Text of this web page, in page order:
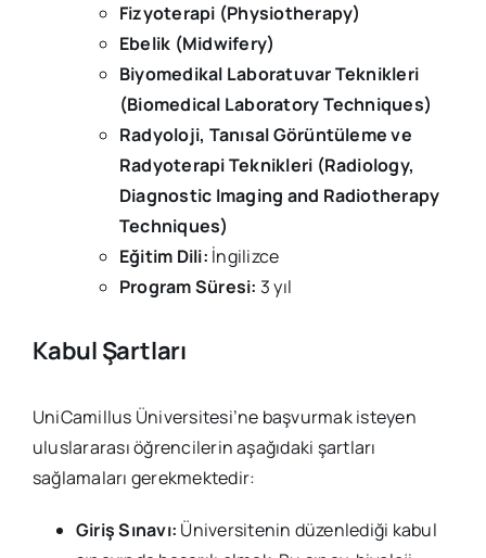
Fizyoterapi (Physiotherapy)
Ebelik (Midwifery)
Biyomedikal Laboratuvar Teknikleri
(Biomedical Laboratory Techniques)
Radyoloji, Tanısal Görüntüleme ve
Radyoterapi Teknikleri (Radiology,
Diagnostic Imaging and Radiotherapy
Techniques)
Eğitim Dili: İngilizce
Program Süresi: 3 yıl
Kabul Şartları
UniCamillus Üniversitesi’ne başvurmak isteyen
uluslararası öğrencilerin aşağıdaki şartları
sağlamaları gerekmektedir:
Giriş Sınavı: Üniversitenin düzenlediği kabul